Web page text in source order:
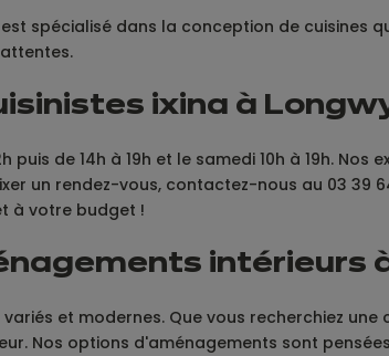
spécialisé dans la conception de cuisines
ixina à
puis de 14h à 19h et le samedi 10h à 19h.
un rendez-vous, contactez-nous au 03 39
à votre budget !
intérieurs
et modernes. Que vous recherchiez
Nos options d'aménagements sont